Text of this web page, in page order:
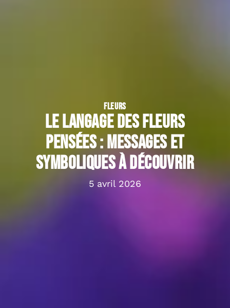
FLEURS
Le langage des fleurs
pensées : messages et
symboliques à découvrir
5 avril 2026